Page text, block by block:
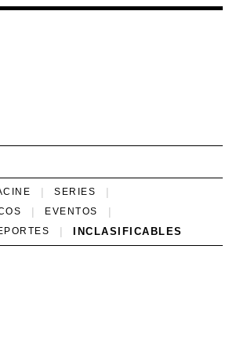
SERIES
EVENTOS
INCLASIFICABLES